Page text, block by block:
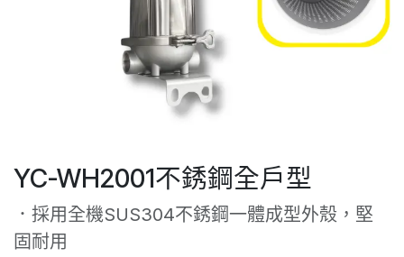
YC-WH2001不銹鋼全戶型
．採用全機SUS304不銹鋼一體成型外殼，堅
固耐用